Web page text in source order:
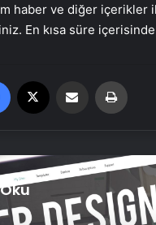
haber ve diğer
En kısa süre
Facebook Email'den paylaş